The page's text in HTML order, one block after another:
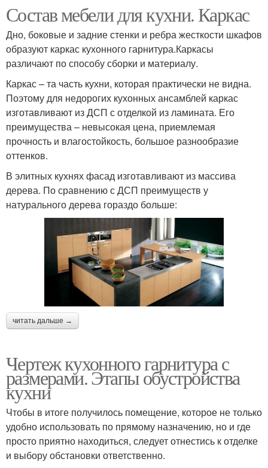
Состав мебели для кухни. Каркас
Дно, боковые и задние стенки и ребра жесткости шкафов
образуют каркас кухонного гарнитура.Каркасы
различают по способу сборки и материалу.
Каркас – та часть кухни, которая практически не видна.
Поэтому для недорогих кухонных ансамблей каркас
изготавливают из ДСП с отделкой из ламината. Его
преимущества – невысокая цена, приемлемая
прочность и влагостойкость, большое разнообразие
оттенков.
В элитных кухнях фасад изготавливают из массива
дерева. По сравнению с ДСП преимуществ у
натурального дерева гораздо больше:
читать дальше →
Чертеж кухонного гарнитура с
размерами. Этапы обустройства
кухни
Чтобы в итоге получилось помещение, которое не только
удобно использовать по прямому назначению, но и где
просто приятно находиться, следует отнестись к отделке
и выбору обстановки ответственно.